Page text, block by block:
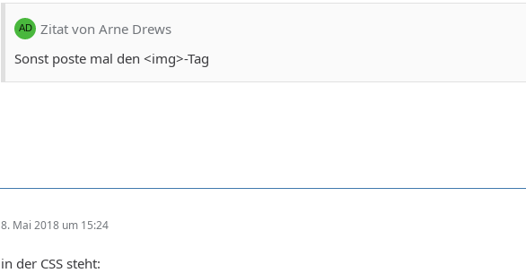
Zitat von Arne Drews
Sonst poste mal den <img>-Tag
8. Mai 2018 um 15:24
in der CSS steht: